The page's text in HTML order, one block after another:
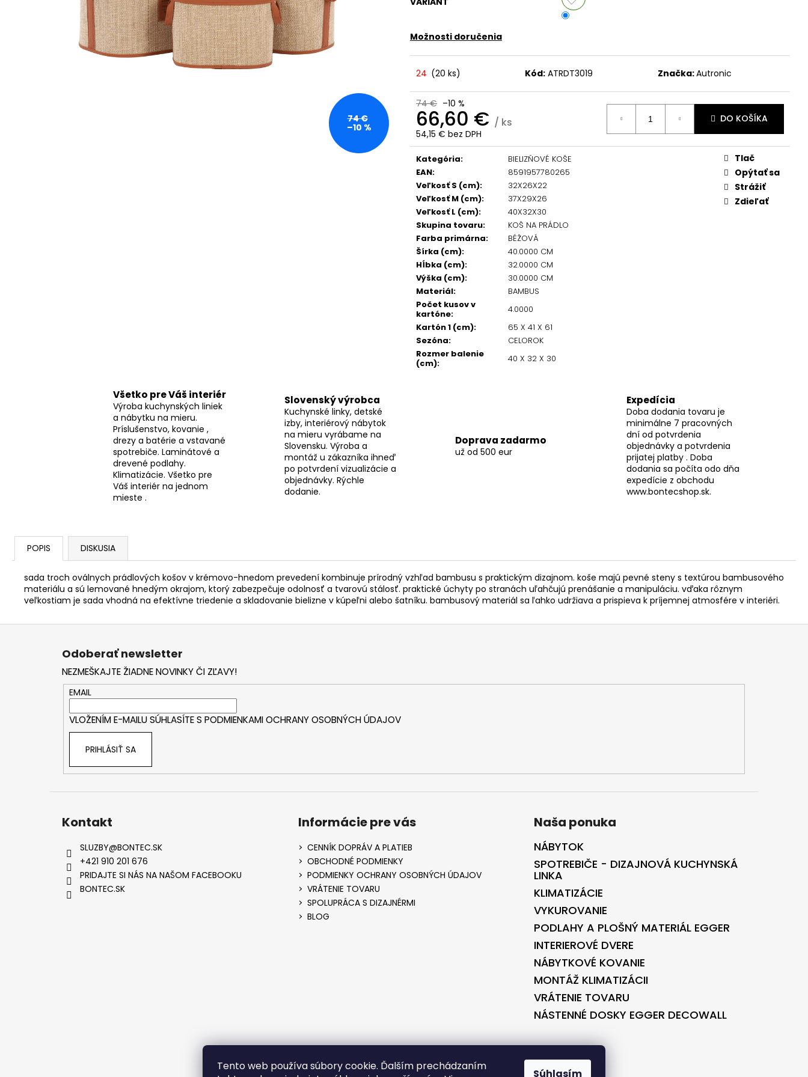
Tento web používa súbory cookie. Ďalším prechádzaním
Súhlasím
Možnosti doručenia
24 (20 ks) Kód: ATRDT3019 Značka:Autronic
74 € –10 %
66,60 € / ks
54,15 € bez DPH
Jednotková
cena:
DO KOŠÍKA
Kategória:
BIELIZŇOVÉ KOŠE
EAN:
8591957780265
Veľkosť S (cm):
32X26X22
Veľkosť M (cm):
37X29X26
Veľkosť L (cm):
40X32X30
Skupina tovaru:
KOŠ NA PRÁDLO
Farba primárna:
BÉŽOVÁ
Šírka (cm):
40.0000 CM
Hĺbka (cm):
32.0000 CM
Výška (cm):
30.0000 CM
Materiál:
BAMBUS
Počet kusov v
kartóne:
4.0000
Kartón 1 (cm):
65 X 41 X 61
Sezóna:
CELOROK
Rozmer balenie
(cm): 40 X 32 X 30
Tlač
Opýtať sa
Strážiť
Zdieľať
74 €
–10 %
Všetko pre Váš interiér
Výroba kuchynských liniek
a nábytku na mieru.
Príslušenstvo, kovanie ,
drezy a batérie a vstavané
spotrebiče. Laminátové a
drevené podlahy.
Klimatizácie. Všetko pre
Váš interiér na jednom
mieste .
Slovenský výrobca
Kuchynské linky, detské
izby, interiérový nábytok
na mieru vyrábame na
Slovensku. Výroba a
montáž u zákazníka ihneď
po potvrdení vizualizácie a
objednávky. Rýchle
dodanie.
Doprava zadarmo
už od 500 eur
Expedícia
Doba dodania tovaru je
minimálne 7 pracovných
dní od potvrdenia
objednávky a potvrdenia
prijatej platby . Doba
dodania sa počíta odo dňa
expedície z obchodu
www.bontecshop.sk.
POPIS DISKUSIA
sada troch oválnych prádlových košov v krémovo-hnedom prevedení kombinuje prírodný vzhľad bambusu s praktickým dizajnom. koše majú pevné steny s textúrou bambusového
materiálu a sú lemované hnedým okrajom, ktorý zabezpečuje odolnosť a tvarovú stálosť. praktické úchyty po stranách uľahčujú prenášanie a manipuláciu. vďaka rôznym
veľkostiam je sada vhodná na efektívne triedenie a skladovanie bielizne v kúpeľni alebo šatníku. bambusový materiál sa ľahko udržiava a prispieva k príjemnej atmosfére v interiéri.
Z
Odoberať newsletter
NEZMEŠKAJTE ŽIADNE NOVINKY ČI ZĽAVY!
EMAIL
VLOŽENÍM E-MAILU SÚHLASÍTE S PODMIENKAMI OCHRANY OSOBNÝCH ÚDAJOV
PRIHLÁSIŤ SA
Kontakt
SLUZBY@BONTEC.SK
+421 910 201 676
PRIDAJTE SI NÁS NA NAŠOM FACEBOOKU
BONTEC.SK
Informácie pre vás
CENNÍK DOPRÁV A PLATIEB
OBCHODNÉ PODMIENKY
PODMIENKY OCHRANY OSOBNÝCH ÚDAJOV
VRÁTENIE TOVARU
SPOLUPRÁCA S DIZAJNÉRMI
BLOG
Naša ponuka
NÁBYTOK
SPOTREBIČE - DIZAJNOVÁ KUCHYNSKÁ
LINKA
KLIMATIZÁCIE
VYKUROVANIE
PODLAHY A PLOŠNÝ MATERIÁL EGGER
INTERIEROVÉ DVERE
NÁBYTKOVÉ KOVANIE
MONTÁŽ KLIMATIZÁCII
VRÁTENIE TOVARU
NÁSTENNÉ DOSKY EGGER DECOWALL
VYTVORENÉ V SPOLUPRÁCI S KVALITNYESHOP.SK VYTVORENÉ V SPOLUPRÁCI S BONTEC.SK